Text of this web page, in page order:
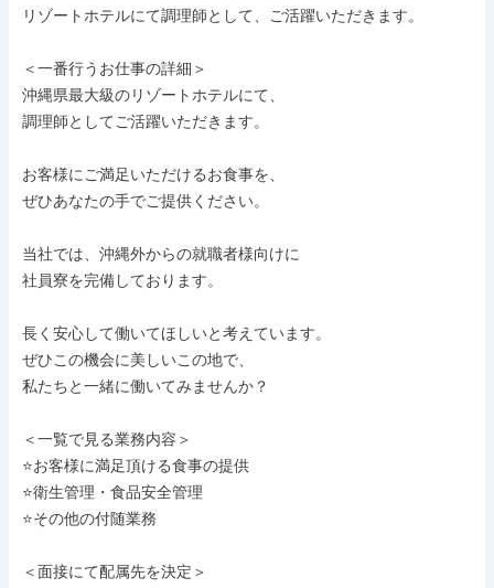
リゾートホテルにて調理師として、ご活躍いただきます。
＜一番行うお仕事の詳細＞
沖縄県最大級のリゾートホテルにて、
調理師としてご活躍いただきます。
お客様にご満足いただけるお食事を、
ぜひあなたの手でご提供ください。
当社では、沖縄外からの就職者様向けに
社員寮を完備しております。
長く安心して働いてほしいと考えています。
ぜひこの機会に美しいこの地で、
私たちと一緒に働いてみませんか？
＜一覧で見る業務内容＞
⭐お客様に満足頂ける食事の提供
⭐衛生管理・食品安全管理
⭐その他の付随業務
＜面接にて配属先を決定＞